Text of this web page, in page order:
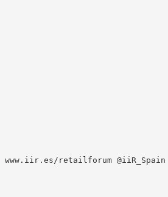
www.iir.es/retailforum @iiR_Spain